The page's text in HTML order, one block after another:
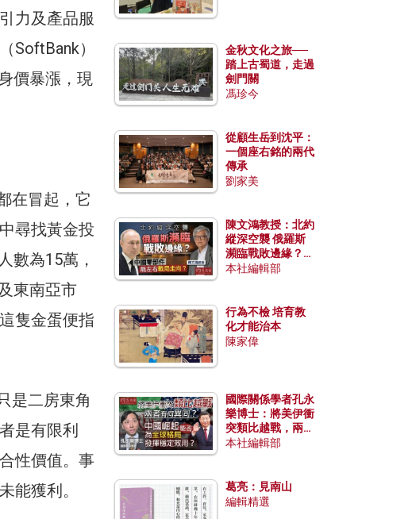
力及產品服
SoftBank）
價暴漲，現
在冒起，它
尋找黃金投
數為15萬，
東南亞市
隻金蛋便指
是二房東角
是有限利
性價值。事
能獲利。
金秋文化之旅──
踏上古蜀道，走過
劍門關
馮珍今
從顧生岳到沈平：
一個座右銘的兩代
傳承
劉家美
陳文鴻教授：北約
縱深空襲 俄羅斯
瀕臨戰敗邊緣？中
國零部件能左右戰
本社編輯部
行為不檢 培育教
化才能治本
陳家偉
國際關係學者孔永
樂博士：將美伊衝
突類比越戰，兩者
有何異同？中國崛
本社編輯部
葛亮：見南山
編輯精選